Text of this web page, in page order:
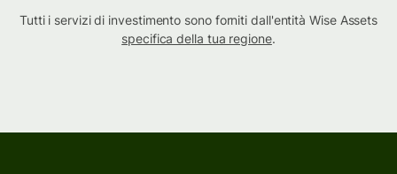
Tutti i servizi di investimento sono forniti dall'entità Wise Assets
specifica della tua regione.